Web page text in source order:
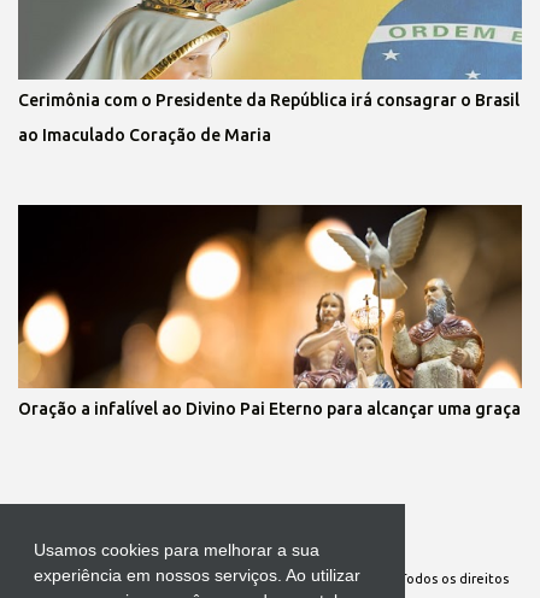
Usamos cookies para melhorar a sua
experiência em nossos serviços. Ao utilizar
Cerimônia com o Presidente da República irá consagrar o Brasil
ao Imaculado Coração de Maria
Oração a infalível ao Divino Pai Eterno para alcançar uma graça
Site Oficial da Comunidade Nossa Senhora cuida de mim. Todos os direitos